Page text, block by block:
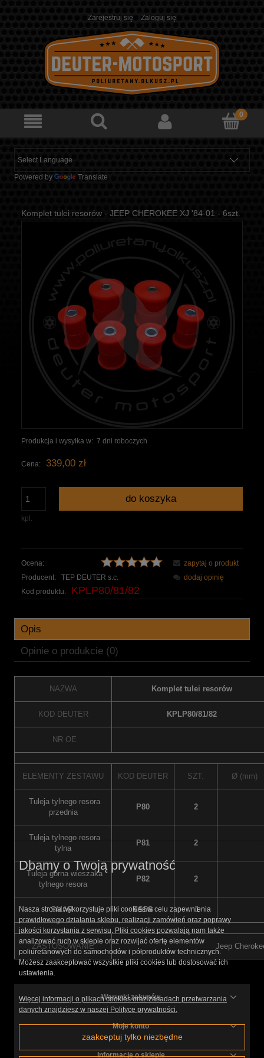
Zarejestruj się Zaloguj się
Powered by Translate
Komplet tulei resorów - JEEP CHEROKEE XJ '84-01 - 6szt.
Produkcja i wysyłka w: 7 dni roboczych
Cena: 339,00 zł
kpl.
do koszyka
Ocena:
Producent:
TEP DEUTER s.c.
Kod produktu:
KPLP80/81/82
zapytaj o produkt
dodaj opinię
Opis
Opinie o produkcie (0)
NAZWA Komplet tulei resorów
KOD DEUTER KPLP80/81/82
NR OE
ELEMENTY ZESTAWU KOD DEUTER SZT. Ø (mm)
Tuleja tylnego resora
przednia
P80 2
Tuleja tylnego resora
tylna
P81 2
Tuleja górna wieszaka
tylnego resora
P82 2
SMAR SS5G 1
ZASTOSOWANIE Jeep
Warunki zakupów
Moje konto
Informacje o sklepie
Dbamy o Twoją prywatność
Nasza strona wykorzystuje pliki cookies w celu zapewnienia
prawidłowego działania sklepu, realizacji zamówień oraz poprawy
jakości korzystania z serwisu. Pliki cookies pozwalają nam także
analizować ruch w sklepie oraz rozwijać ofertę elementów
poliuretanowych do samochodów i półproduktów technicznych.
Możesz zaakceptować wszystkie pliki cookies lub dostosować ich
ustawienia.
Więcej informacji o plikach cookies oraz zasadach przetwarzania
danych znajdziesz w naszej Polityce prywatności.
zaakceptuj tylko niezbędne